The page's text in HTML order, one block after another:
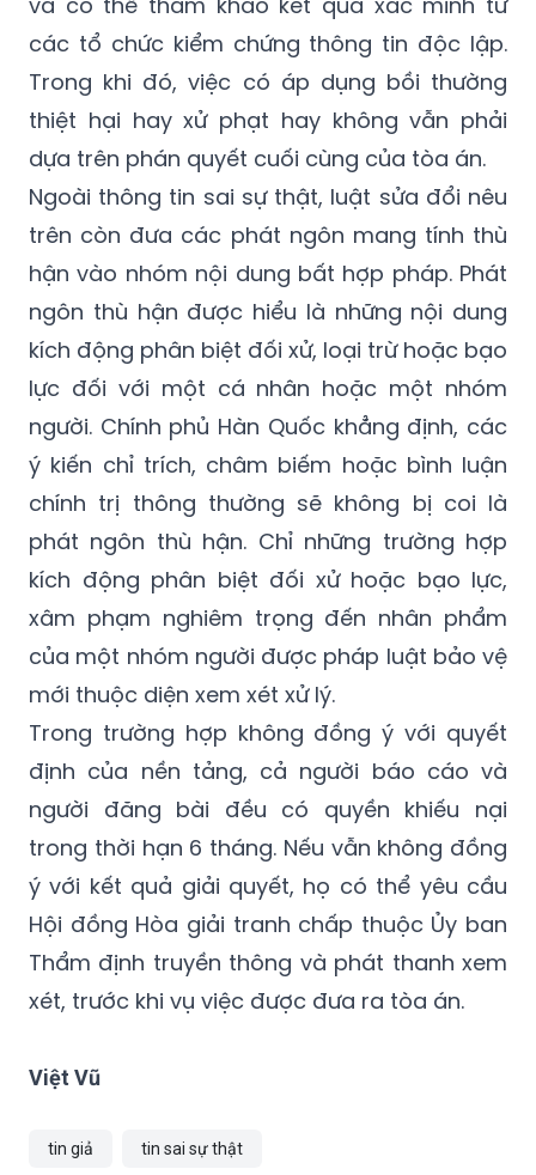
Trong khi đó, việc có áp dụng bồi thường
thiệt hại hay xử phạt hay không vẫn phải
dựa trên phán quyết cuối cùng của tòa án.
Ngoài thông tin sai sự thật, luật sửa đổi nêu
trên còn đưa các phát ngôn mang tính thù
hận vào nhóm nội dung bất hợp pháp. Phát
ngôn thù hận được hiểu là những nội dung
kích động phân biệt đối xử, loại trừ hoặc bạo
lực đối với một cá nhân hoặc một nhóm
người. Chính phủ Hàn Quốc khẳng định, các
ý kiến chỉ trích, châm biếm hoặc bình luận
chính trị thông thường sẽ không bị coi là
phát ngôn thù hận. Chỉ những trường hợp
kích động phân biệt đối xử hoặc bạo lực,
xâm phạm nghiêm trọng đến nhân phẩm
của một nhóm người được pháp luật bảo vệ
mới thuộc diện xem xét xử lý.
Trong trường hợp không đồng ý với quyết
định của nền tảng, cả người báo cáo và
người đăng bài đều có quyền khiếu nại
trong thời hạn 6 tháng. Nếu vẫn không đồng
ý với kết quả giải quyết, họ có thể yêu cầu
Hội đồng Hòa giải tranh chấp thuộc Ủy ban
Thẩm định truyền thông và phát thanh xem
xét, trước khi vụ việc được đưa ra tòa án.
Việt Vũ
tin giả